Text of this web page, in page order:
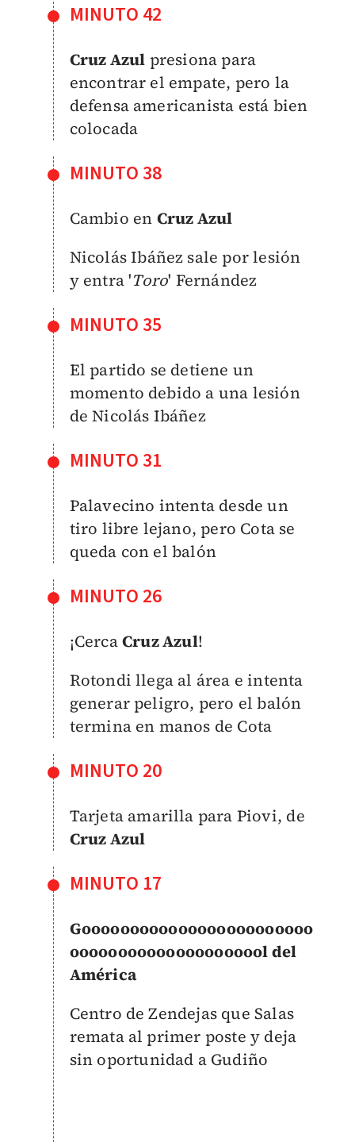
MINUTO 42
Cruz Azul presiona para
encontrar el empate, pero la
defensa americanista está bien
colocada
MINUTO 38
Cambio en Cruz Azul
Nicolás Ibáñez sale por lesión
y entra 'Toro' Fernández
MINUTO 35
El partido se detiene un
momento debido a una lesión
de Nicolás Ibáñez
MINUTO 31
Palavecino intenta desde un
tiro libre lejano, pero Cota se
queda con el balón
MINUTO 26
¡CercaCruz Azul!
Rotondi llega al área e intenta
generar peligro, pero el balón
termina en manos de Cota
MINUTO 20
Tarjeta amarilla para Piovi, de
Cruz Azul
MINUTO 17
Goooooooooooooooooooooooo
ooooooooooooooooooool del
América
Centro de Zendejas que Salas
remata al primer poste y deja
sin oportunidad a Gudiño